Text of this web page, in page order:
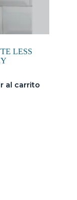
LESS
al carrito